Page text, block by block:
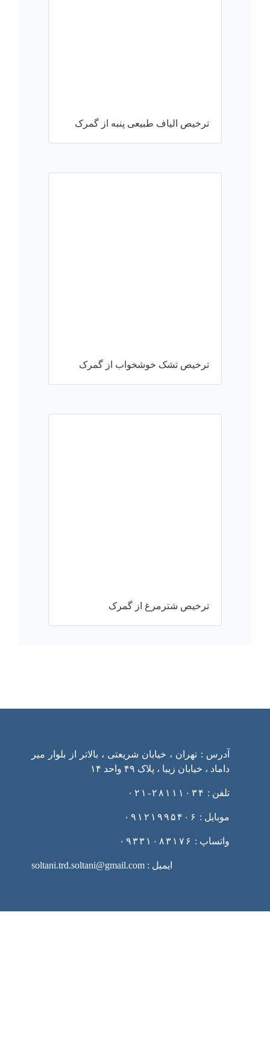
ترخیص الیاف طبیعی پنبه از گمرک
ترخیص تشک خوشخواب از گمرک
ترخیص شترمرغ از گمرک
آدرس : تهران ، خیابان شریعتی ، بالاتر از بلوار میر
داماد ، خیابان زیبا ، پلاک ۴۹ واحد ۱۴
تلفن : ۲۸۱۱۱۰۳۴-۰۲۱
موبایل : ۰۹۱۲۱۹۹۵۴۰۶
واتساپ : ۰۹۳۳۱۰۸۳۱۷۶
ایمیل : soltani.trd.soltani@gmail.com